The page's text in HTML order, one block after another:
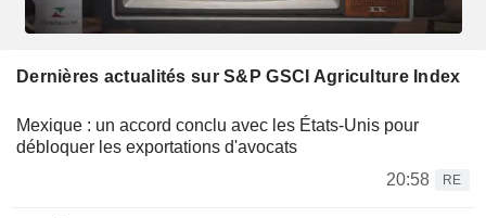
Dernières actualités sur S&P GSCI Agriculture Index
Mexique : un accord conclu avec les États-Unis pour
débloquer les exportations d'avocats
20:58
RE